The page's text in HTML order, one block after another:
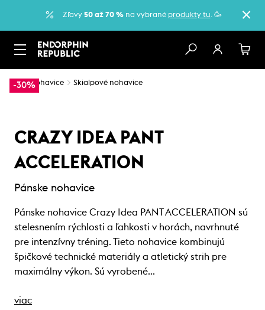
Zľavy 50 až 70 %na vybrané produkty tu. 🥳
-30%
… Nohavice Skialpové nohavice
CRAZY IDEA PANT
ACCELERATION
Pánske nohavice
Pánske nohavice Crazy Idea PANT ACCELERATION sú
stelesnením rýchlosti a ľahkosti v horách, navrhnuté
pre intenzívny tréning. Tieto nohavice kombinujú
špičkové technické materiály a atletický strih pre
maximálny výkon. Sú vyrobené…
viac